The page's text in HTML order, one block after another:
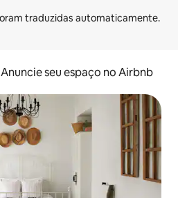
Anuncie seu espaço no Airbnb